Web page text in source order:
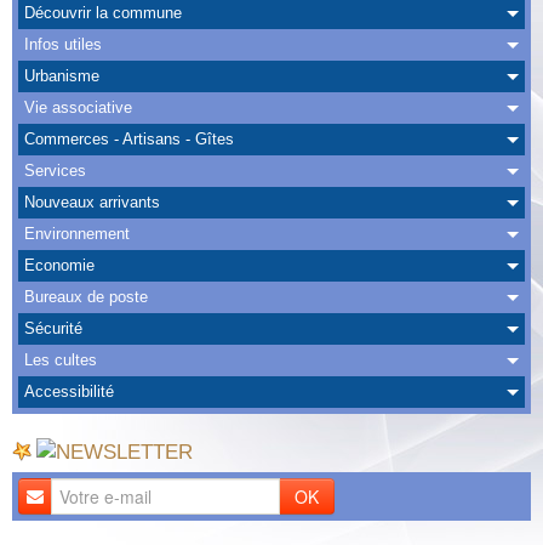
Transports
Agenda
Albums
Nous Contacter
Découvrir la commune
Infos utiles
Urbanisme
Vie associative
Commerces - Artisans - Gîtes
Services
Nouveaux arrivants
Environnement
Economie
Bureaux de poste
Sécurité
Les cultes
Accessibilité
OK